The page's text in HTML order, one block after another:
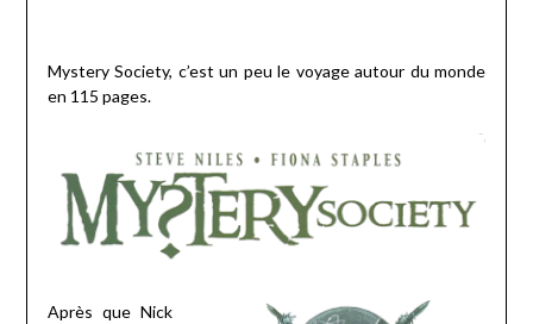
Mystery Society, c’est un peu le voyage autour du monde
en 115 pages.
Après que Nick